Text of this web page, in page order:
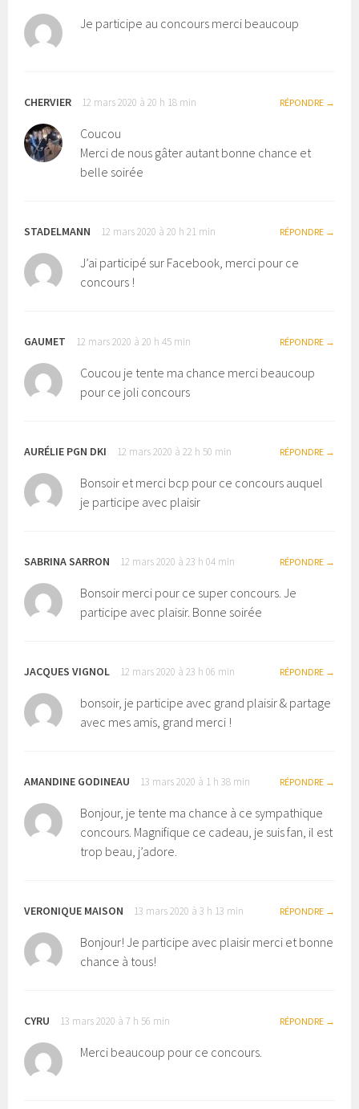
Je participe au concours merci beaucoup
CHERVIER 12 mars 2020 à 20 h 18 min RÉPONDRE
Coucou
Merci de nous gâter autant bonne chance et
belle soirée
STADELMANN 12 mars 2020 à 20 h 21 min RÉPONDRE
J’ai participé sur Facebook, merci pour ce
concours !
GAUMET 12 mars 2020 à 20 h 45 min RÉPONDRE
Coucou je tente ma chance merci beaucoup
pour ce joli concours
AURÉLIE PGN DKI 12 mars 2020 à 22 h 50 min RÉPONDRE
Bonsoir et merci bcp pour ce concours auquel
je participe avec plaisir
SABRINA SARRON 12 mars 2020 à 23 h 04 min RÉPONDRE
Bonsoir merci pour ce super concours. Je
participe avec plaisir. Bonne soirée
JACQUES VIGNOL 12 mars 2020 à 23 h 06 min RÉPONDRE
bonsoir, je participe avec grand plaisir & partage
avec mes amis, grand merci !
AMANDINE GODINEAU 13 mars 2020 à 1 h 38 min RÉPONDRE
Bonjour, je tente ma chance à ce sympathique
concours. Magnifique ce cadeau, je suis fan, il est
trop beau, j’adore.
VERONIQUE MAISON 13 mars 2020 à 3 h 13 min RÉPONDRE
Bonjour! Je participe avec plaisir merci et bonne
chance à tous!
CYRU 13 mars 2020 à 7 h 56 min RÉPONDRE
Merci beaucoup pour ce concours.